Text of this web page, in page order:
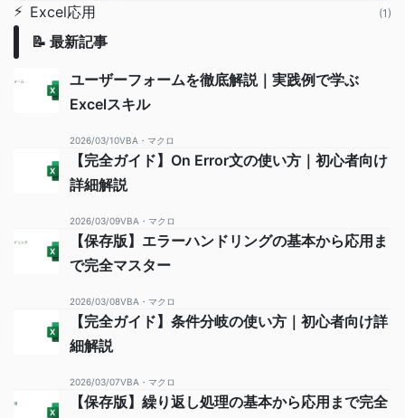
⚡ Excel応用 (1)
📝 最新記事
ユーザーフォームを徹底解説｜実践例で学ぶ
Excelスキル
2026/03/10VBA・マクロ
【完全ガイド】On Error文の使い方｜初心者向け
詳細解説
2026/03/09VBA・マクロ
【保存版】エラーハンドリングの基本から応用ま
で完全マスター
2026/03/08VBA・マクロ
【完全ガイド】条件分岐の使い方｜初心者向け詳
細解説
2026/03/07VBA・マクロ
【保存版】繰り返し処理の基本から応用まで完全